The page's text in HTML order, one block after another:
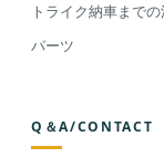
トライク納車まで
パーツ
Q＆A/CONTACT